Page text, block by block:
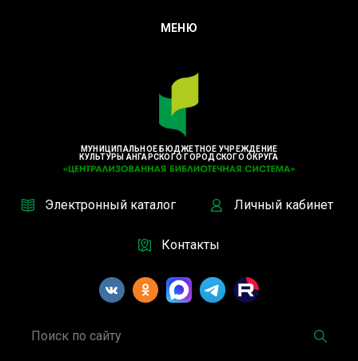
МУНИЦИПАЛЬНОЕ БЮДЖЕТНОЕ УЧРЕЖДЕНИЕ
КУЛЬТУРЫ АНГАРСКОГО ГОРОДСКОГО ОКРУГА
Электронный каталог Личный кабинет
Контакты
МЕНЮ